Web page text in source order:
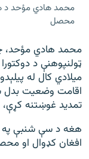
محمد هادي مؤحد د
محصل
محمد هادي مؤحد،
میلادي کال له
اقامت وضعیت بدل
تمدید غوښتنه کړې،
هغه د سې شنبې په
افغان کډوال او